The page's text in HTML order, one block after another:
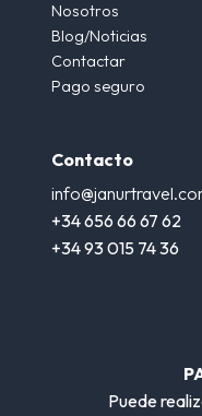
Nosotros
Blog/Noticias
Contactar
Pago seguro
Contacto
+34 656 66 67 62
+34 93 015 74 36
Puede